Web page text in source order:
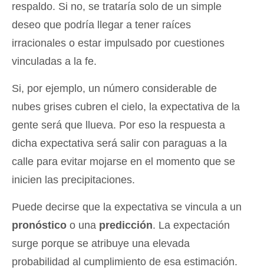
respaldo. Si no, se trataría solo de un simple
deseo que podría llegar a tener raíces
irracionales o estar impulsado por cuestiones
vinculadas a la fe.
Si, por ejemplo, un número considerable de
nubes grises cubren el cielo, la expectativa de la
gente será que llueva. Por eso la respuesta a
dicha expectativa será salir con paraguas a la
calle para evitar mojarse en el momento que se
inicien las precipitaciones.
Puede decirse que la expectativa se vincula a un
pronóstico o una predicción. La expectación
surge porque se atribuye una elevada
probabilidad al cumplimiento de esa estimación.